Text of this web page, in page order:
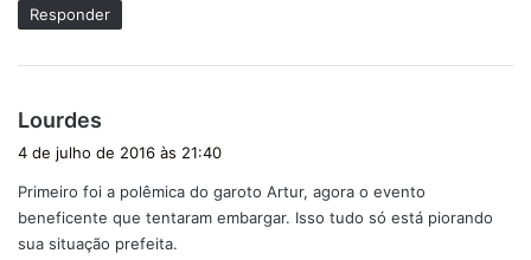
Responder
Lourdes
s
e
:
4 de julho de 2016 às 21:40
Primeiro foi a polêmica do garoto Artur, agora o evento
beneficente que tentaram embargar. Isso tudo só está piorando
sua situação prefeita.